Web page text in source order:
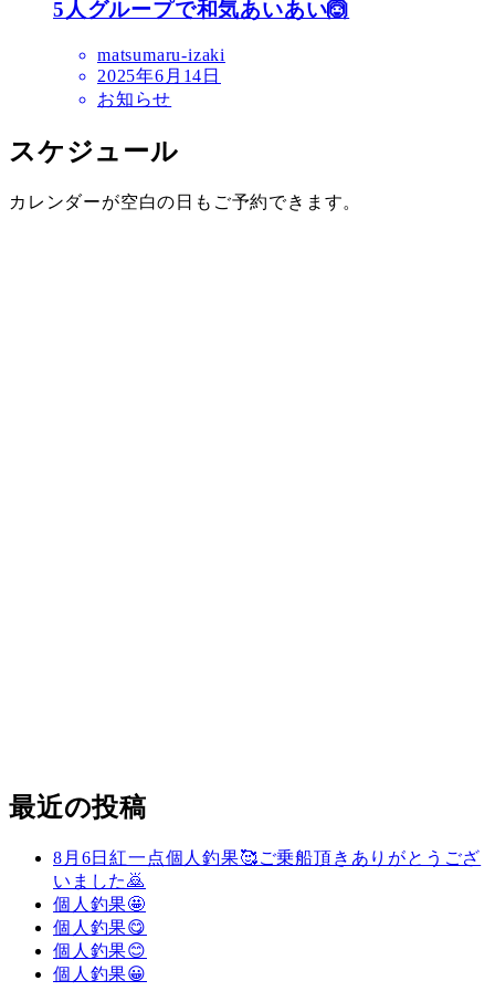
5人グループで和気あいあい🙆
matsumaru-izaki
2025年6月14日
お知らせ
スケジュール
カレンダーが空白の日もご予約できます。
最近の投稿
8月6日紅一点個人釣果🥰ご乗船頂きありがとうござ
いました🙇
個人釣果🤩
個人釣果😋
個人釣果😊
個人釣果😀